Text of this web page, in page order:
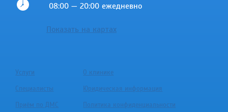
08:00 — 20:00 ежедневно
Показать на картах
Услуги
О клинике
Специалисты
Юридическая информация
Приём по ДМС
Политика конфиденциальности